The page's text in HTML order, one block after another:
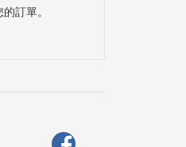
訂單。